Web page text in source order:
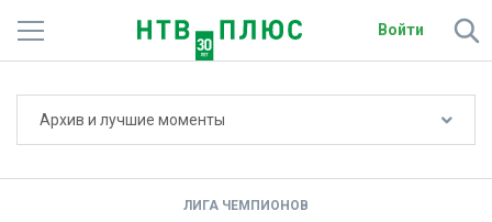
Войти
Архив и лучшие моменты
ЛИГА ЧЕМПИОНОВ